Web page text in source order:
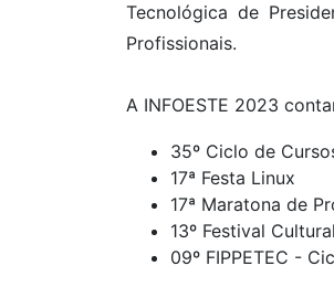
Tecnológica de
Profissionais.
A INFOESTE 2023
35º Ciclo de
17ª Festa Linux
17ª Maratona de
13º Festival
09º FIPPETEC -